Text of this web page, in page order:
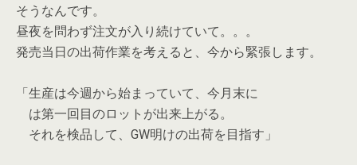
そうなんです。
昼夜を問わず注文が入り続けていて。。。
発売当日の出荷作業を考えると、今から緊張します。
「生産は今週から始まっていて、今月末に
は第一回目のロットが出来上がる。
それを検品して、GW明けの出荷を目指す」